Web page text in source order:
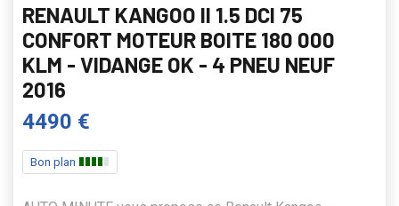
RENAULT KANGOO II 1.5 DCI 75
CONFORT MOTEUR BOITE 180 000
KLM - VIDANGE OK - 4 PNEU NEUF
2016
4490 €
Bon plan